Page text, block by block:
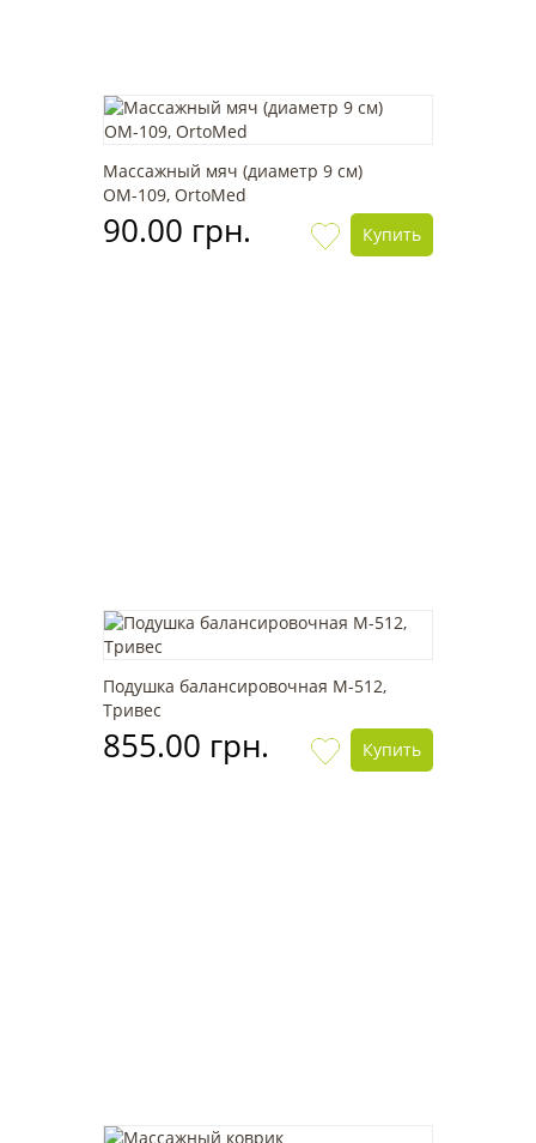
Массажный мяч (диаметр 9 см)
OМ-109, OrtoMed
90.00 грн. Купить
Подушка балансировочная М-512,
Тривес
855.00 грн. Купить